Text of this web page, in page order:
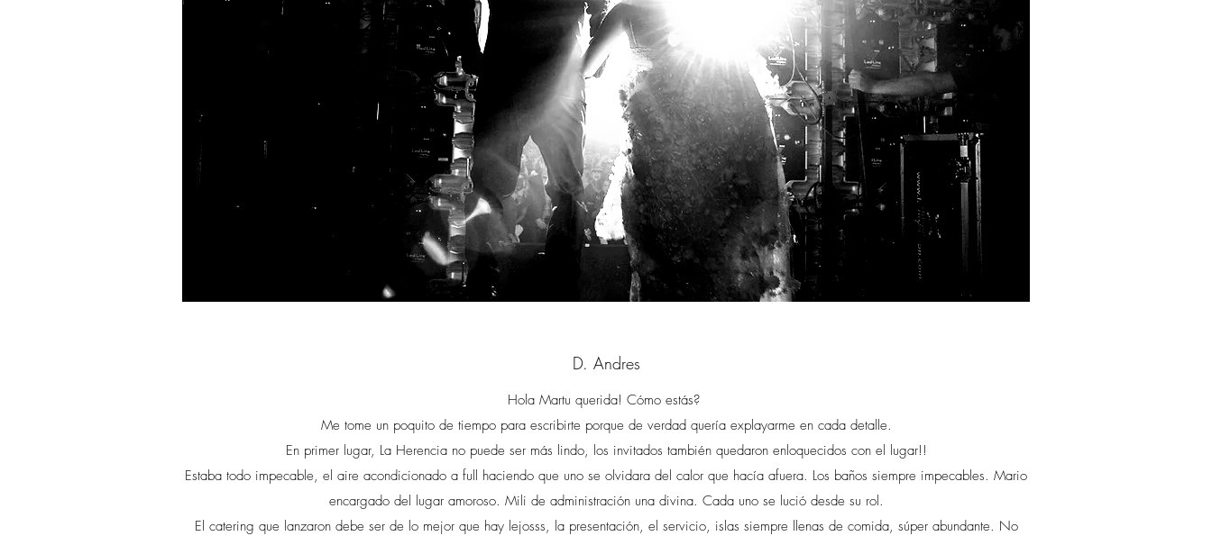
D. Andres
Hola Martu querida! Cómo estás?
Me tome un poquito de tiempo para escribirte porque de verdad quería explayarme en cada detalle.
En primer lugar, La Herencia no puede ser más lindo, los invitados también quedaron enloquecidos con el lugar!!
Estaba todo impecable, el aire acondicionado a full haciendo que uno se olvidara del calor que hacía afuera. Los baños siempre impecables. Mario
encargado del lugar amoroso. Mili de administración una divina. Cada uno se lució desde su rol.
El catering que lanzaron debe ser de lo mejor que hay lejosss, la presentación, el servicio, islas siempre llenas de comida, súper abundante. No